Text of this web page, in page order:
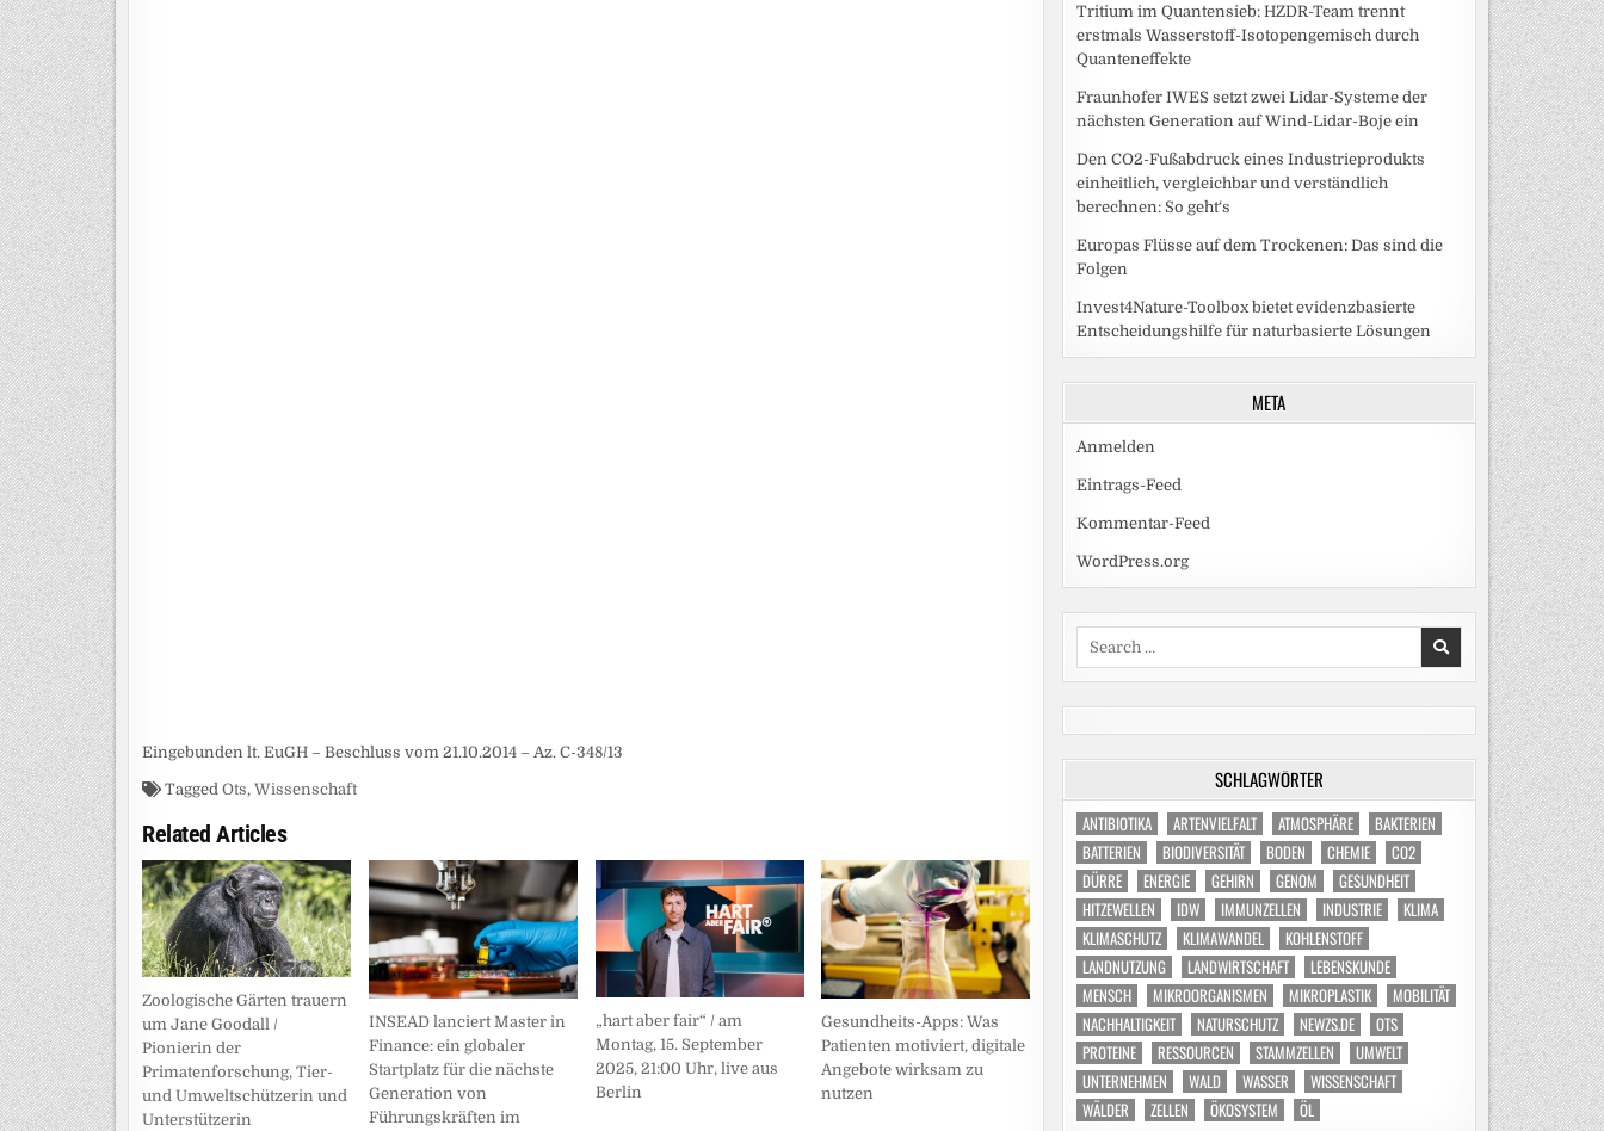
Eingebunden lt. EuGH – Beschluss vom 21.10.2014 – Az. C-348/13
Tagged Ots, Wissenschaft
Related Articles
Zoologische Gärten trauern
um Jane Goodall /
Pionierin der
Primatenforschung, Tier-
und Umweltschützerin und
Unterstützerin
INSEAD lanciert Master in
Finance: ein globaler
Startplatz für die nächste
Generation von
Führungskräften im
„hart aber fair“ / am
Montag, 15. September
2025, 21:00 Uhr, live aus
Berlin
Gesundheits-Apps: Was
Patienten motiviert, digitale
Angebote wirksam zu
nutzen
Tritium im Quantensieb: HZDR-Team trennt
erstmals Wasserstoff-Isotopengemisch durch
Quanteneffekte
Fraunhofer IWES setzt zwei Lidar-Systeme der
nächsten Generation auf Wind-Lidar-Boje ein
Den CO2-Fußabdruck eines Industrieprodukts
einheitlich, vergleichbar und verständlich
berechnen: So geht‘s
Europas Flüsse auf dem Trockenen: Das sind die
Folgen
Invest4Nature-Toolbox bietet evidenzbasierte
Entscheidungshilfe für naturbasierte Lösungen
META
Anmelden
Eintrags-Feed
Kommentar-Feed
WordPress.org
SCHLAGWÖRTER
ANTIBIOTIKA ARTENVIELFALT ATMOSPHÄRE
BAKTERIEN
BATTERIEN
BIODIVERSITÄT BODEN CHEMIE
CO2
DÜRRE
ENERGIE GEHIRN GENOM
GESUNDHEIT
HITZEWELLEN
IDW IMMUNZELLEN INDUSTRIE
KLIMA
KLIMASCHUTZ
KLIMAWANDEL
KOHLENSTOFF
LANDNUTZUNG
LANDWIRTSCHAFT
LEBENSKUNDE
MENSCH
MIKROORGANISMEN MIKROPLASTIK
MOBILITÄT
NACHHALTIGKEIT
NATURSCHUTZ NEWZS.DE
OTS
PROTEINE
RESSOURCEN STAMMZELLEN
UMWELT
UNTERNEHMEN
WALD WASSER
WISSENSCHAFT
WÄLDER
ZELLEN ÖKOSYSTEM ÖL